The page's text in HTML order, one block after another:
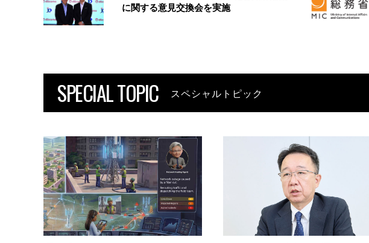
に関する意見交換会を実施
SPECIAL TOPIC スペシャルトピック